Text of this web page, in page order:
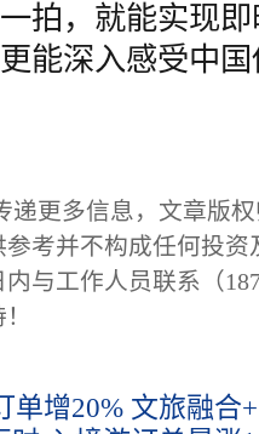
拍，就能实现
能深入感受中
递更多信息，文章版
考并不构成任何投
与工作人员联系（
单增20% 文旅融合